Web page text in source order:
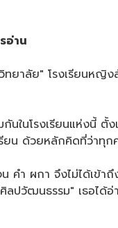
อ่าน
ทยาลัย" โรงเรียนหญิ
นในโรงเรียนแห่งนี้
ยน ด้วยหลักคิดที่ว่าทุก
น คำ ผกา จึงไม่ได้เ
ปวัฒนธรรม" เธอได้